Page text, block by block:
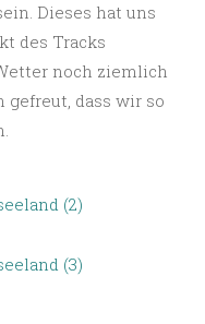
Dieses hat uns
des Tracks
noch ziemlich
dass wir so